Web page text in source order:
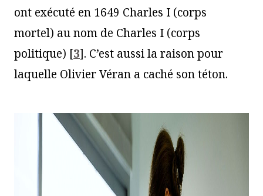
ont exécuté en 1649 Charles I (corps
mortel) au nom de Charles I (corps
politique) [3]. C’est aussi la raison pour
laquelle Olivier Véran a caché son téton.